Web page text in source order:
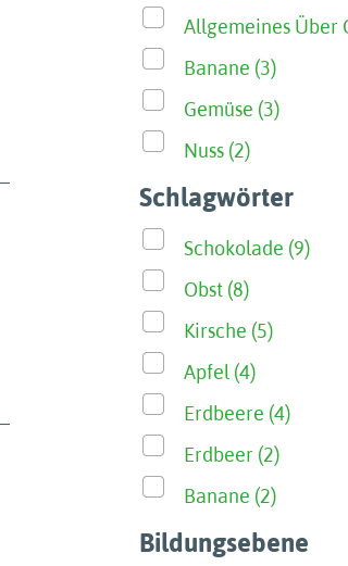
Allgemeines Über
Banane (3)
Gemüse (3)
Nuss (2)
Schlagwörter
Schokolade (9)
Obst (8)
Kirsche (5)
Apfel (4)
Erdbeere (4)
Erdbeer (2)
Banane (2)
Bildungsebene